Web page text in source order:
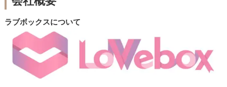
ラブボックスについて